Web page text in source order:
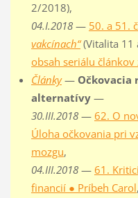
2/2018),
04.I.2018— 50. a 51.
vakcínach“(Vitalita 11
obsah seriálu článkov
Články— Očkovacia
alternatívy—
30.III.2018— 62. O
Úloha očkovania pri
mozgu,
04.III.2018— 61.
financií ● Príbeh Carol,